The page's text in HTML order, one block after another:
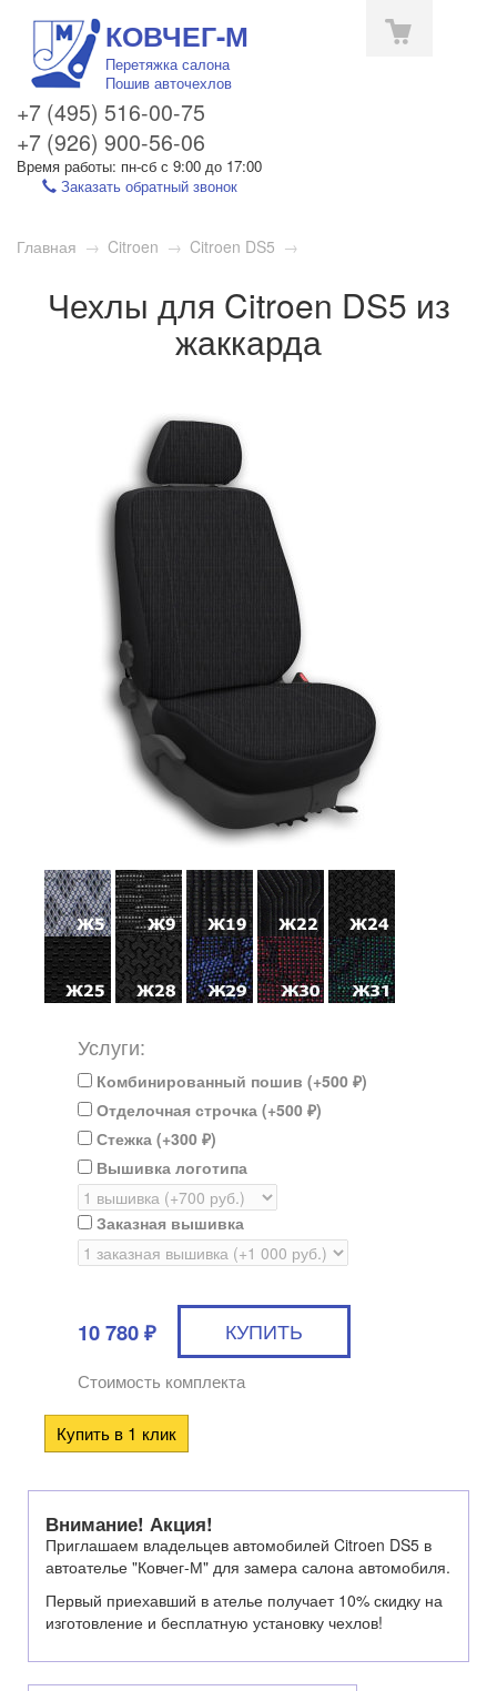
КОВЧЕГ-М
Перетяжка салона
Пошив авточехлов
+7 (495) 516-00-75
+7 (926) 900-56-06
Время работы: пн-сб с 9:00 до 17:00
Заказать обратный звонок
Toggle
Главная → Citroen → Citroen DS5 →
Чехлы для Citroen DS5 из
жаккарда
Услуги:
Комбинированный пошив (+500 ₽)
Отделочная строчка (+500 ₽)
Стежка (+300 ₽)
Вышивка логотипа
Заказная вышивка
10 780 ₽
Стоимость комплекта
Внимание! Акция!
Приглашаем владельцев автомобилей Citroen DS5 в
автоателье "Ковчег-М" для замера салона автомобиля.
Первый приехавший в ателье получает 10% скидку на
изготовление и бесплатную установку чехлов!